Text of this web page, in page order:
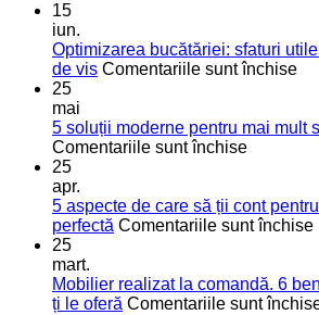
15
iun.
Optimizarea bucătăriei: sfaturi
de vis Comentariile sunt închise
de
25
mai
5 soluții moderne pentru mai mult
Comentariile sunt închisepentru
moderne
pentru
spațiu
în
25
apr.
5 aspecte de care să ții cont
perfectă Comentariile sunt închise
25
mart.
Mobilier realizat la comandă. 6
ți le oferă Comentariile sunt